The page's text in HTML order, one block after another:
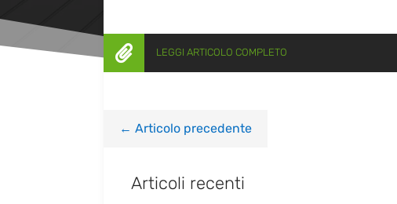
 LEGGI ARTICOLO COMPLETO
← Articolo precedente
Articoli recenti